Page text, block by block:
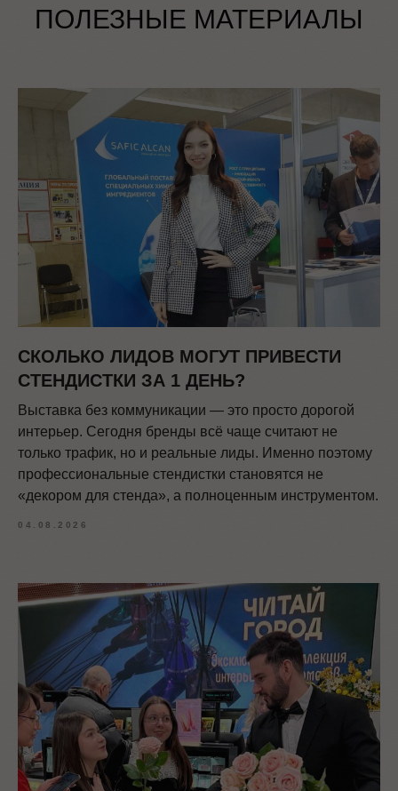
ПОЛЕЗНЫЕ МАТЕРИАЛЫ
СКОЛЬКО ЛИДОВ МОГУТ ПРИВЕСТИ
СТЕНДИСТКИ ЗА 1 ДЕНЬ?
Выставка без коммуникации — это просто дорогой
интерьер. Сегодня бренды всё чаще считают не
только трафик, но и реальные лиды. Именно поэтому
профессиональные стендистки становятся не
«декором для стенда», а полноценным инструментом.
04.08.2026